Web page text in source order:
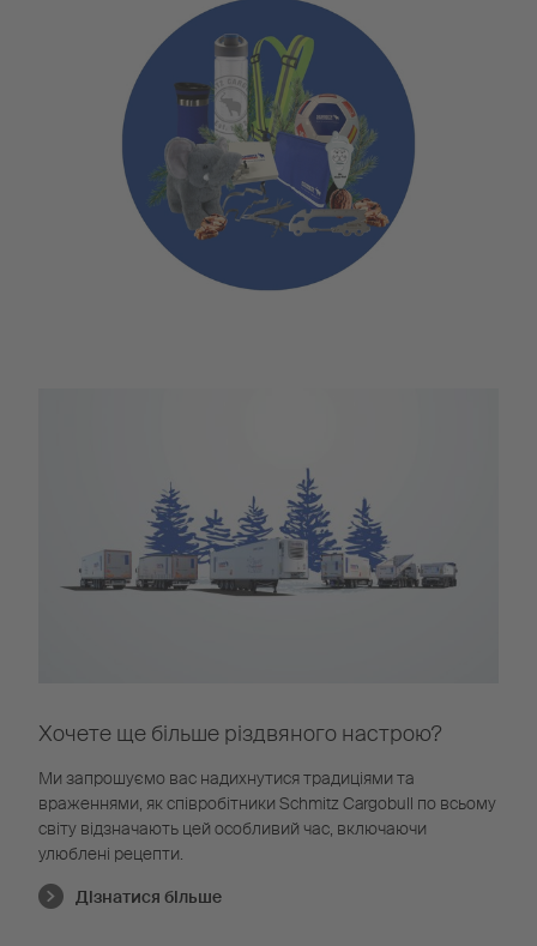
Хочете ще більше різдвяного настрою?
Ми запрошуємо вас надихнутися традиціями та
враженнями, як співробітники Schmitz Cargobull по всьому
світу відзначають цей особливий час, включаючи
улюблені рецепти.
Дізнатися більше